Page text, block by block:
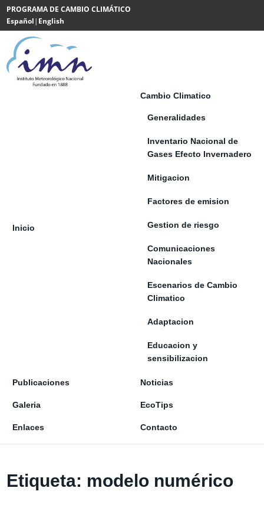
Saltar al contenido
PROGRAMA DE CAMBIO CLIMÁTICO
Español| English
Powered
by
Translate
Inicio
Cambio Climatico
Generalidades
Inventario Nacional de
Gases Efecto Invernadero
Mitigacion
Factores de emision
Gestion de riesgo
Comunicaciones
Nacionales
Escenarios de Cambio
Climatico
Adaptacion
Educacion y
sensibilizacion
Publicaciones Noticias
Galeria EcoTips
Enlaces Contacto
Etiqueta: modelo numérico